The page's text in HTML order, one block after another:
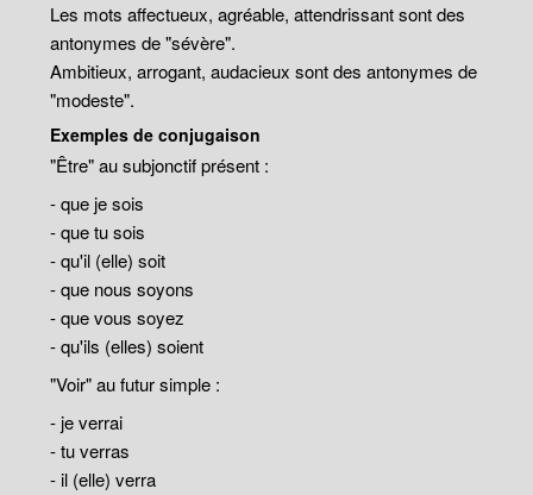
Les mots affectueux, agréable, attendrissant sont des
antonymes de "sévère".
Ambitieux, arrogant, audacieux sont des antonymes de
"modeste".
Exemples de conjugaison
"Être" au subjonctif présent :
- que je sois
- que tu sois
- qu'il (elle) soit
- que nous soyons
- que vous soyez
- qu'ils (elles) soient
"Voir" au futur simple :
- je verrai
- tu verras
- il (elle) verra